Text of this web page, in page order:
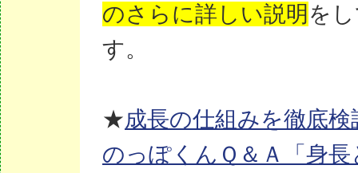
のさらに詳しい説明 を
す。
★成長の仕組みを徹底検
のっぽくんＱ＆Ａ「身長